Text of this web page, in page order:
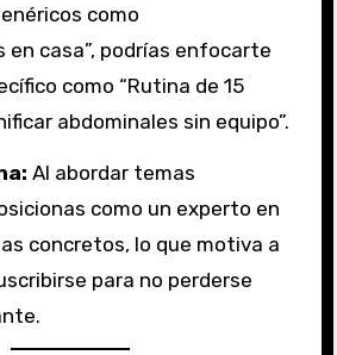
como
en casa”, podrías enfocarte
como “Rutina de 15
abdominales sin equipo”.
Al abordar temas
como un experto en
concretos, lo que motiva a
para no perderse